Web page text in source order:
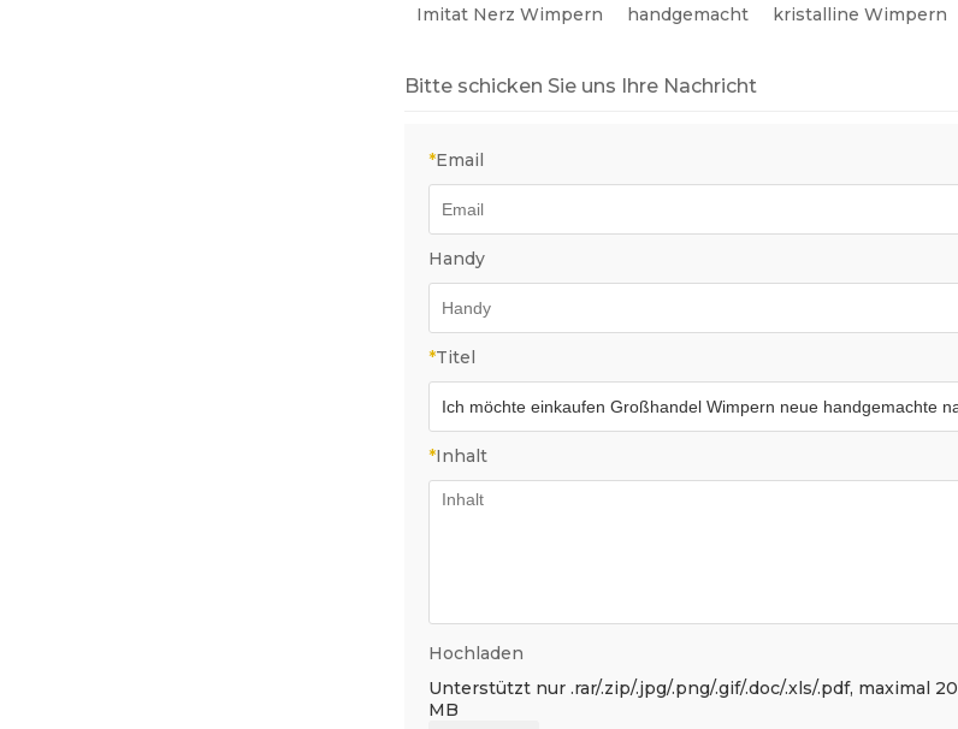
Imitat Nerz Wimpern handgemacht kristalline Wimpern
Bitte schicken Sie uns Ihre Nachricht
*Email
Handy
*Titel
*Inhalt
Hochladen
Unterstützt nur .rar/.zip/.jpg/.png/.gif/.doc/.xls/.pdf, maximal 20
MB